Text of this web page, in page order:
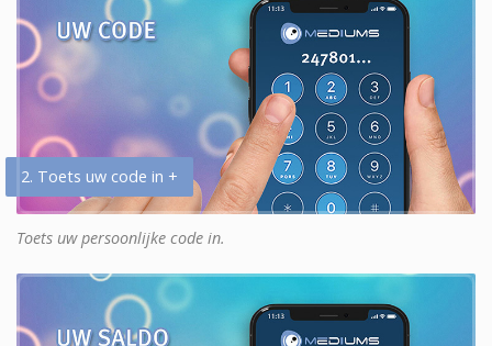
2. Toets uw code in +
Toets uw persoonlijke code in.